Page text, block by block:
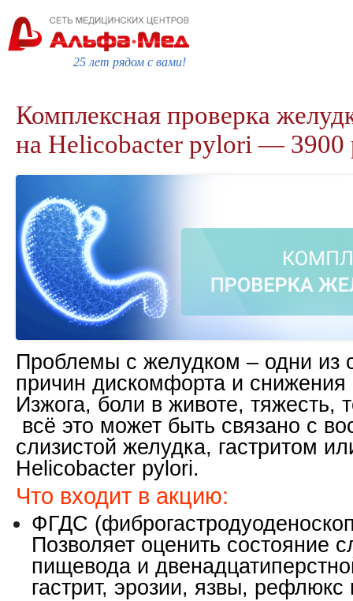
25 лет рядом с вами!
Комплексная проверка
на Helicobacter pylori — 3900
Проблемы с желудком – одни из
причин дискомфорта и снижения
Изжога, боли в животе, тяжесть,
всё это может быть связано с
слизистой желудка, гастритом
Helicobacter pylori.
Что входит в акцию:
ФГДС
Позволяет оценить состояние
пищевода и
гастрит, эрозии, язвы, рефлюкс